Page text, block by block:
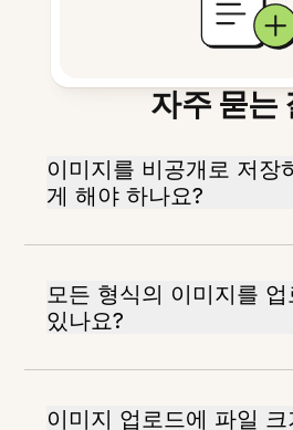
자주 묻는
이미지를 비공개로 저장
게 해야 하나요?
모든 형식의 이미지를
있나요?
이미지 업로드에 파일 크